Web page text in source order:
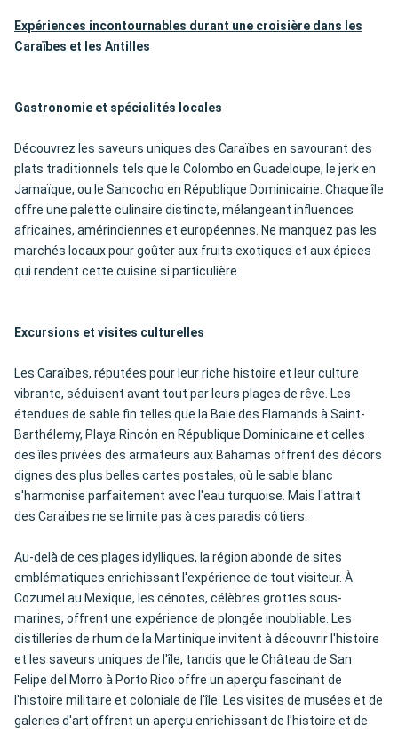
Expériences incontournables durant une croisière dans les
Caraïbes et les Antilles
Gastronomie et spécialités locales
Découvrez les saveurs uniques des Caraïbes en savourant des
plats traditionnels tels que le Colombo en Guadeloupe, le jerk en
Jamaïque, ou le Sancocho en République Dominicaine. Chaque île
offre une palette culinaire distincte, mélangeant influences
africaines, amérindiennes et européennes. Ne manquez pas les
marchés locaux pour goûter aux fruits exotiques et aux épices
qui rendent cette cuisine si particulière.
Excursions et visites culturelles
Les Caraïbes, réputées pour leur riche histoire et leur culture
vibrante, séduisent avant tout par leurs plages de rêve. Les
étendues de sable fin telles que la Baie des Flamands à Saint-
Barthélemy, Playa Rincón en République Dominicaine et celles
des îles privées des armateurs aux Bahamas offrent des décors
dignes des plus belles cartes postales, où le sable blanc
s'harmonise parfaitement avec l'eau turquoise. Mais l'attrait
des Caraïbes ne se limite pas à ces paradis côtiers.
Au-delà de ces plages idylliques, la région abonde de sites
emblématiques enrichissant l'expérience de tout visiteur. À
Cozumel au Mexique, les cénotes, célèbres grottes sous-
marines, offrent une expérience de plongée inoubliable. Les
distilleries de rhum de la Martinique invitent à découvrir l'histoire
et les saveurs uniques de l'île, tandis que le Château de San
Felipe del Morro à Porto Rico offre un aperçu fascinant de
l'histoire militaire et coloniale de l'île. Les visites de musées et de
galeries d'art offrent un aperçu enrichissant de l'histoire et de